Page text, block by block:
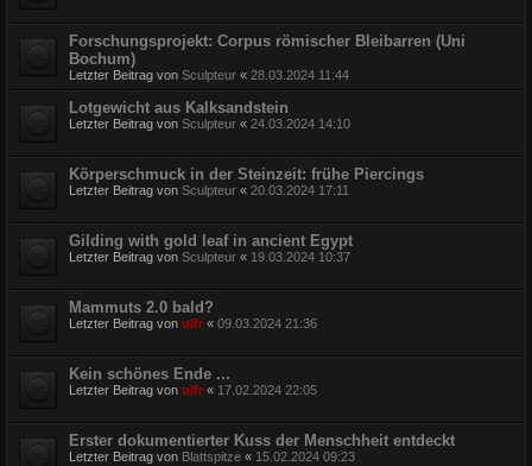
Forschungsprojekt: Corpus römischer Bleibarren (Uni
Bochum)
Letzter Beitrag von Sculpteur « 28.03.2024 11:44
Lotgewicht aus Kalksandstein
Letzter Beitrag von Sculpteur « 24.03.2024 14:10
Körperschmuck in der Steinzeit: frühe Piercings
Letzter Beitrag von Sculpteur « 20.03.2024 17:11
Gilding with gold leaf in ancient Egypt
Letzter Beitrag von Sculpteur « 19.03.2024 10:37
Mammuts 2.0 bald?
Letzter Beitrag von ulfr « 09.03.2024 21:36
Kein schönes Ende ...
Letzter Beitrag von ulfr « 17.02.2024 22:05
Erster dokumentierter Kuss der Menschheit entdeckt
Letzter Beitrag von Blattspitze « 15.02.2024 09:23